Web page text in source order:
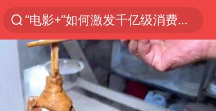
“电影+”如何激发千亿级消费新活力？
U17国足点球大战淘汰河床晋级决赛
中巨芯：上半年归母净利润1405.77万元
国乒男单横滨冠军赛全军覆没